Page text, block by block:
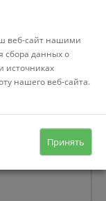
веб-сайт нашими
сбора данных о
источниках
нашего веб-сайта.
Принять